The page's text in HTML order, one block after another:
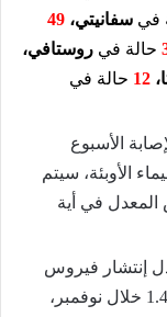
في سفانيتي، 49
حالة في روستافي،
12 حالة في
الأسبوع
عليماء الأوبئة، سيتم
المعدل في أية
إنتشار فيروس
كورونا في البلاد إلى 0.62 بعد أن كان 1.45 خلال نوفمبر،